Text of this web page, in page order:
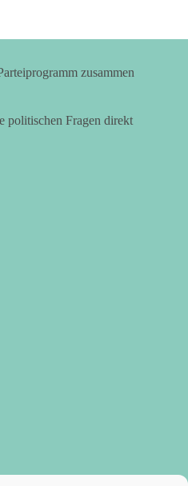
zusammen
politischen Fragen direkt